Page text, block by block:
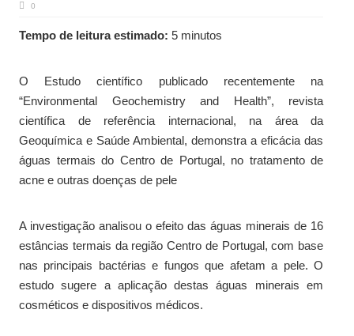
0
Tempo de leitura estimado: 5 minutos
O Estudo científico publicado recentemente na
“Environmental Geochemistry and Health”, revista
científica de referência internacional, na área da
Geoquímica e Saúde Ambiental, demonstra a eficácia das
águas termais do Centro de Portugal, no tratamento de
acne e outras doenças de pele
A investigação analisou o efeito das águas minerais de 16
estâncias termais da região Centro de Portugal, com base
nas principais bactérias e fungos que afetam a pele. O
estudo sugere a aplicação destas águas minerais em
cosméticos e dispositivos médicos.